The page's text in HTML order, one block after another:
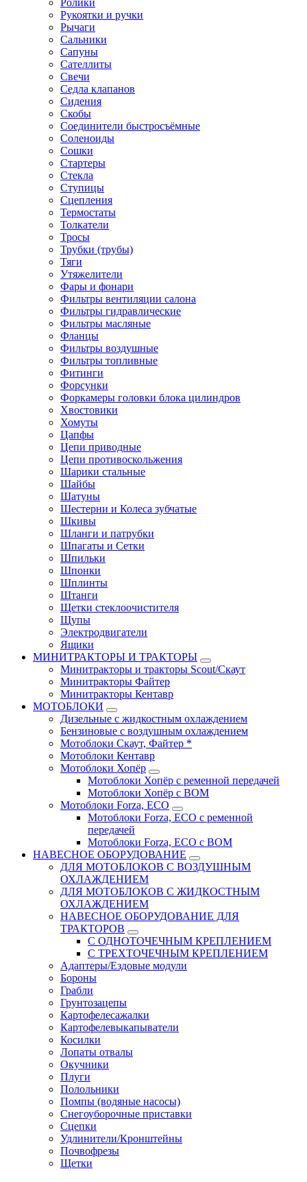
Рукоятки и ручки
Рычаги
Сальники
Сапуны
Сателлиты
Свечи
Седла клапанов
Сидения
Скобы
Соединители быстросъёмные
Соленоиды
Сошки
Стартеры
Стекла
Ступицы
Сцепления
Термостаты
Толкатели
Тросы
Трубки (трубы)
Тяги
Утяжелители
Фары и фонари
Фильтры вентиляции салона
Фильтры гидравлические
Фильтры масляные
Фланцы
Фильтры воздушные
Фильтры топливные
Фитинги
Форсунки
Форкамеры головки блока цилиндров
Хвостовики
Хомуты
Цапфы
Цепи приводные
Цепи противоскольжения
Шарики стальные
Шайбы
Шатуны
Шестерни и Колеса зубчатые
Шкивы
Шланги и патрубки
Шпагаты и Сетки
Шпильки
Шпонки
Шплинты
Штанги
Щетки стеклоочистителя
Щупы
Электродвигатели
Ящики
МИНИТРАКТОРЫ И ТРАКТОРЫ
Минитракторы и тракторы Scout/Скаут
Минитракторы Файтер
Минитракторы Кентавр
МОТОБЛОКИ
Дизельные с жидкостным охлаждением
Бензиновые с воздушным охлаждением
Мотоблоки Скаут, Файтер *
Мотоблоки Кентавр
Мотоблоки Хопёр
Мотоблоки Хопёр с ременной передачей
Мотоблоки Хопёр с ВОМ
Мотоблоки Forza, ECO
Мотоблоки Forza, ЕСО с ременной
передачей
Мотоблоки Forza, ЕСО с ВОМ
НАВЕСНОЕ ОБОРУДОВАНИЕ
ДЛЯ МОТОБЛОКОВ С ВОЗДУШНЫМ
ОХЛАЖДЕНИЕМ
ДЛЯ МОТОБЛОКОВ С ЖИДКОСТНЫМ
ОХЛАЖДЕНИЕМ
НАВЕСНОЕ ОБОРУДОВАНИЕ ДЛЯ
ТРАКТОРОВ
С ОДНОТОЧЕЧНЫМ КРЕПЛЕНИЕМ
С ТРЕХТОЧЕЧНЫМ КРЕПЛЕНИЕМ
Адаптеры/Ездовые модули
Бороны
Грабли
Грунтозацепы
Картофелесажалки
Картофелевыкапыватели
Косилки
Лопаты отвалы
Окучники
Плуги
Полольники
Помпы (водяные насосы)
Снегоуборочные приставки
Сцепки
Удлинители/Кронштейны
Почвофрезы
Щетки